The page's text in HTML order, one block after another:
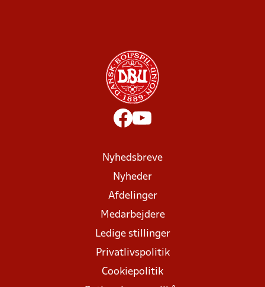
Nyhedsbreve
Nyheder
Afdelinger
Medarbejdere
Ledige stillinger
Privatlivspolitik
Cookiepolitik